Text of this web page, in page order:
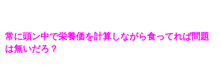
常に頭ン中で栄養価を計算しながら食ってれば問題
は無いだろ？